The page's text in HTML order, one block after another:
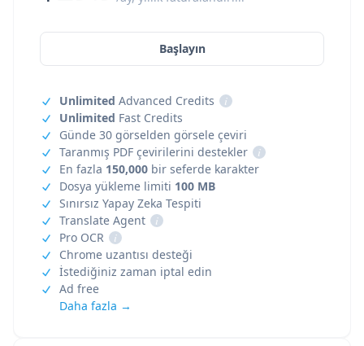
Başlayın
Unlimited Advanced Credits
i
Unlimited Fast Credits
Günde 30 görselden görsele çeviri
Taranmış PDF çevirilerini destekler
i
En fazla 150,000 bir seferde karakter
Dosya yükleme limiti 100 MB
Sınırsız Yapay Zeka Tespiti
Translate Agent
i
Pro OCR
i
Chrome uzantısı desteği
İstediğiniz zaman iptal edin
Ad free
Daha fazla →